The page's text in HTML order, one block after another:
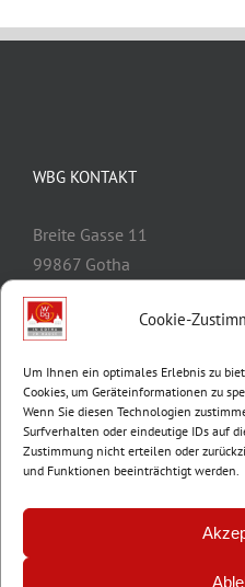
Cookie-
Um Ihnen ein optimales Erlebnis zu
Cookies, um Geräteinformationen zu
Wenn Sie diesen Technologien
Surfverhalten oder eindeutige IDs auf
Zustimmung nicht erteilen oder
und Funktionen beeinträchtigt werden.
WBG KONTAKT
Breite Gasse 11
99867 Gotha
Telefon:
E-Mail:
info@wbg-gotha.de